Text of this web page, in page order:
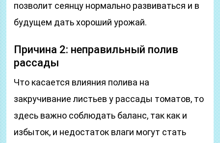
позволит сеянцу нормально развиваться и в
будущем дать хороший урожай.
Причина 2: неправильный полив
рассады
Что касается влияния полива на
закручивание листьев у рассады томатов, то
здесь важно соблюдать баланс, так как и
избыток, и недостаток влаги могут стать